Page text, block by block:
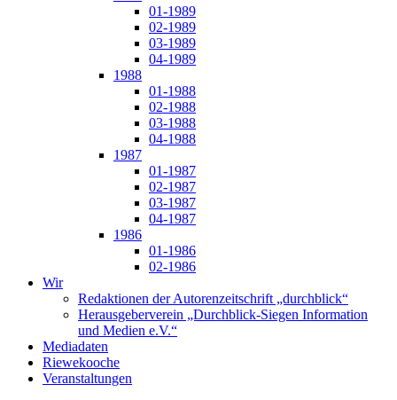
01-1989
02-1989
03-1989
04-1989
1988
01-1988
02-1988
03-1988
04-1988
1987
01-1987
02-1987
03-1987
04-1987
1986
01-1986
02-1986
Wir
Redaktionen der Autorenzeitschrift „durchblick“
Herausgeberverein „Durchblick-Siegen Information
und Medien e.V.“
Mediadaten
Riewekooche
Veranstaltungen